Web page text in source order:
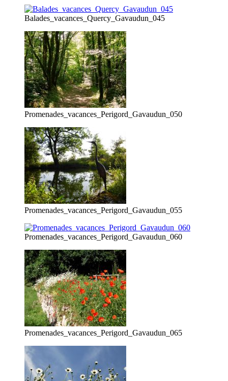
Balades_vacances_Quercy_Gavaudun_045
Promenades_vacances_Perigord_Gavaudun_050
Promenades_vacances_Perigord_Gavaudun_055
Promenades_vacances_Perigord_Gavaudun_060
Promenades_vacances_Perigord_Gavaudun_065